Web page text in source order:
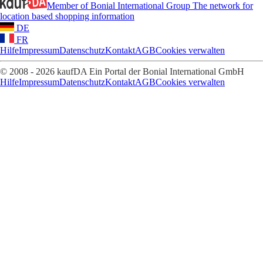
Member of Bonial International Group The network for
location based shopping information
DE
FR
HilfeImpressumDatenschutzKontaktAGBCookies verwalten
© 2008 - 2026 kaufDA Ein Portal der Bonial International GmbH
HilfeImpressumDatenschutzKontaktAGBCookies verwalten